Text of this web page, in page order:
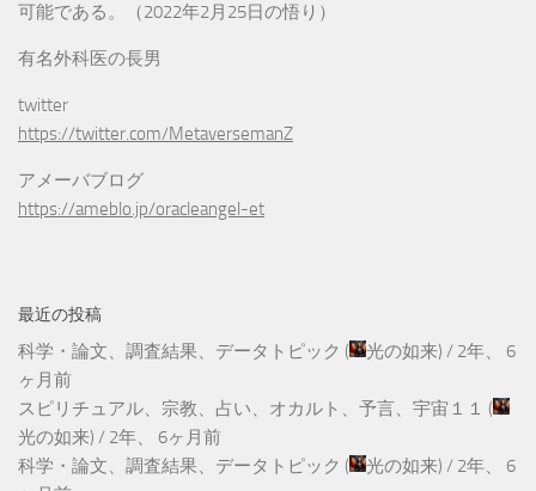
可能である。（2022年2月25日の悟り）
有名外科医の長男
twitter
https://twitter.com/MetaversemanZ
アメーバブログ
https://ameblo.jp/oracleangel-et
最近の投稿
科学・論文、調査結果、データトピック ( 光の如来) / 2年、 6
ヶ月前
スピリチュアル、宗教、占い、オカルト、予言、宇宙１１ (
光の如来) / 2年、 6ヶ月前
科学・論文、調査結果、データトピック ( 光の如来) / 2年、 6